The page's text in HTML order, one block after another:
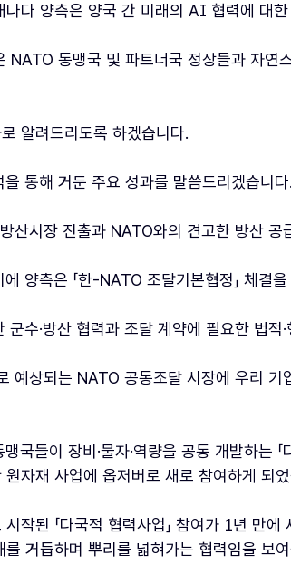
다 양측은 양국 간 미래의 AI 협력에 대
NATO 동맹국 및 파트너국 정상들과 자연
알려드리도록 하겠습니다.
통해 거둔 주요 성과를 말씀드리겠습니다.
산시장 진출과 NATO와의 견고한 방산 공
양측은 「한-NATO 조달기본협정」 체결
수·방산 협력과 조달 계약에 필요한 법적
예상되는 NATO 공동조달 시장에 우리
국들이 장비·물자·역량을 공동 개발하는
자재 사업에 옵저버로 새로 참여하게 되
작된 「다국적 협력사업」 참여가 1년 만
거듭하며 뿌리를 넓혀가는 협력임을 보